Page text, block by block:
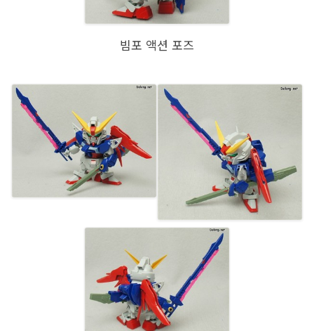
빔포 액션 포즈